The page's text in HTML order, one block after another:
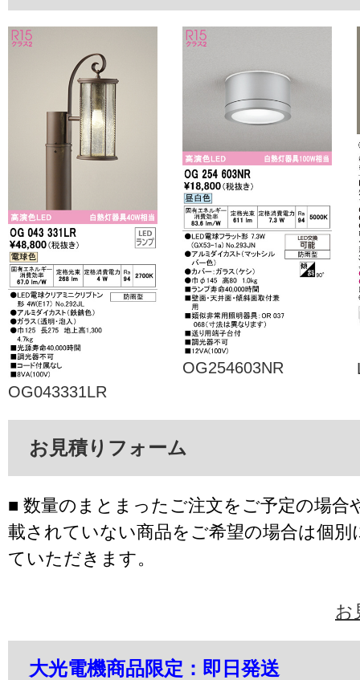
OG043331LR
OG254603NR
お見積りフォーム
■ 数量のまとまったご注文をご予定の場合
載されていない商品をご希望の場合は個別
ていただきます。
お
大光電機商品限定：即日発送